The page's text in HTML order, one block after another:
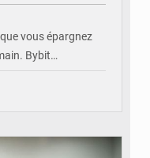
vous épargnez
Bybit…